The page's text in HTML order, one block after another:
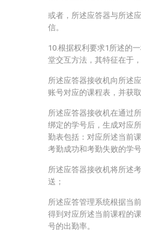
或者，所述应答器与所述
信。
10.根据权利要求1所述的
堂交互方法，其特征在于
所述应答器接收机向所述
账号对应的课程表，并获
所述应答器接收机在通过
绑定的学号后，生成对应
勤表包括：对应所述当前
考勤成功和考勤失败的学号
所述应答器接收机将所述
送；
所述应答管理系统根据当
得到对应所述当前课程的
号的出勤率。